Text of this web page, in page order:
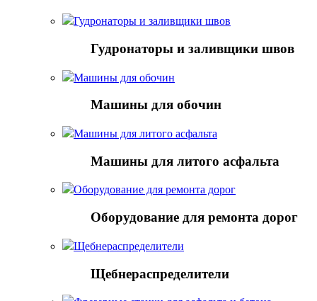
Гудронаторы и заливщики швов
Гудронаторы и заливщики швов
Машины для обочин
Машины для обочин
Машины для литого асфальта
Машины для литого асфальта
Оборудование для ремонта дорог
Оборудование для ремонта дорог
Щебнераспределители
Щебнераспределители